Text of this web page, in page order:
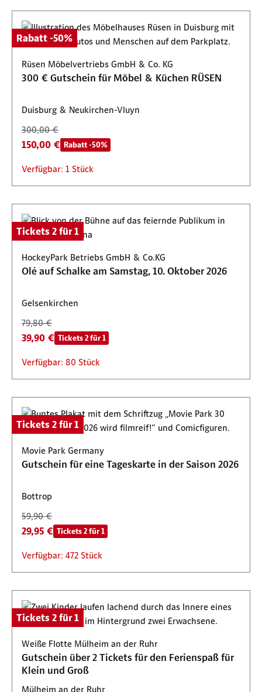
Rabatt -50%
Rüsen Möbelvertriebs GmbH & Co. KG
300 € Gutschein für Möbel & Küchen RÜSEN
Duisburg & Neukirchen-Vluyn
300,00 €
150,00 € Rabatt -50%
Verfügbar: 1 Stück
Tickets 2 für 1
HockeyPark Betriebs GmbH & Co.KG
Olé auf Schalke am Samstag, 10. Oktober 2026
Gelsenkirchen
79,80 €
39,90 € Tickets 2 für 1
Verfügbar: 80 Stück
Tickets 2 für 1
Movie Park Germany
Gutschein für eine Tageskarte in der Saison 2026
Bottrop
59,90 €
29,95 € Tickets 2 für 1
Verfügbar: 472 Stück
Tickets 2 für 1
Weiße Flotte Mülheim an der Ruhr
Gutschein über 2 Tickets für den Ferienspaß für
Klein und Groß
Mülheim an der Ruhr